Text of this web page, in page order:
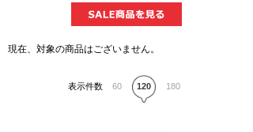
現在、対象の商品はございません。
表示件数 60 120 180